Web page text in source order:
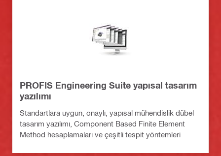
PROFIS Engineering Suite yapısal tasarım
yazılımı
Standartlara uygun, onaylı, yapısal mühendislik dübel
tasarım yazılımı, Component Based Finite Element
Method hesaplamaları ve çeşitli tespit yöntemleri